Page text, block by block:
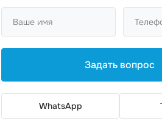
непрофессионалов.
известны в кратчайшие
пользователей на вашем сайте.
система предлагает лучшие
что внедрениеOptimizely
до 20-30% с помощью
Задать вопрос
WhatsApp